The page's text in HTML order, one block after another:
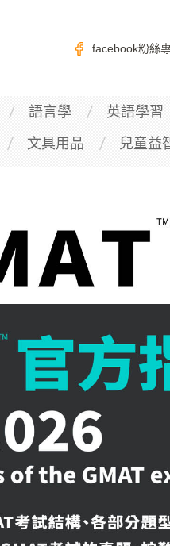
facebook粉絲
語言學 英語學習
文具用品 兒童益